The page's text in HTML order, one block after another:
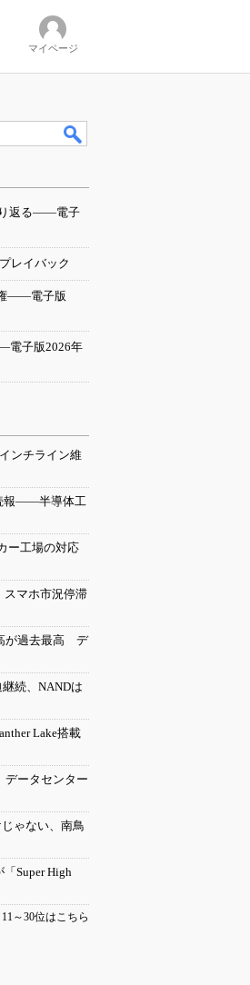
マイページ
り返る――電子
レイバック
――電子版
電子版2026年
ンチライン維
報――半導体工
ー工場の対応
スマホ市況停滞
が過去最高 デ
続、NANDは
Lake搭載
ータセンター
ゃない、南鳥
Super High
11～30位はこちら